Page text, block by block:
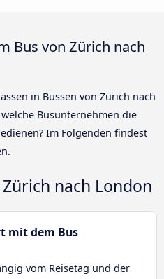
Bus von Zürich nach
in Bussen von Zürich nach
Busunternehmen die
Im Folgenden findest
nach London
mit dem Bus
vom Reisetag und der